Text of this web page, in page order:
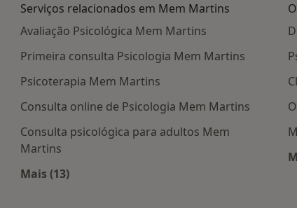
Serviços relacionados em Mem Martins
Avaliação Psicológica Mem Martins
Primeira consulta Psicologia Mem Martins
Psicoterapia Mem Martins
Consulta online de Psicologia Mem Martins
Consulta psicológica para adultos Mem
Martins
Mais (13)